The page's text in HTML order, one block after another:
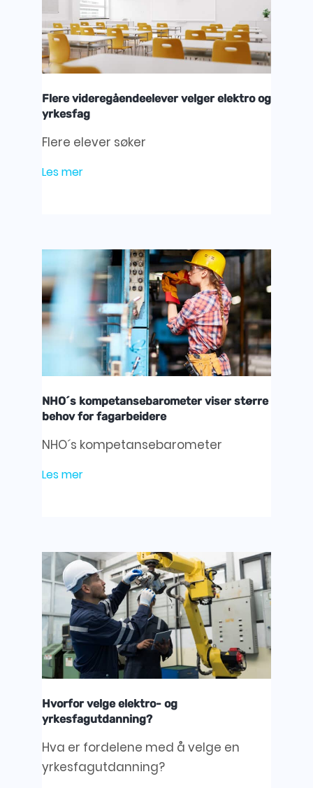
Flere videregåendeelever velger elektro og
yrkesfag
Flere elever søker
Les mer
NHO´s kompetansebarometer viser større
behov for fagarbeidere
NHO´s kompetansebarometer
Les mer
Hvorfor velge elektro- og
yrkesfagutdanning?
Hva er fordelene med å velge en
yrkesfagutdanning?